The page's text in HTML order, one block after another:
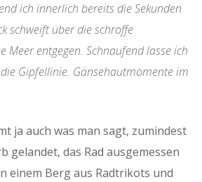
ich innerlich bereits die Sekunden
schweift über die schroffe
entgegen. Schnaufend lasse ich
Gipfellinie. Gänsehautmomente im
ja auch was man sagt, zumindest
gelandet, das Rad ausgemessen
einem Berg aus Radtrikots und